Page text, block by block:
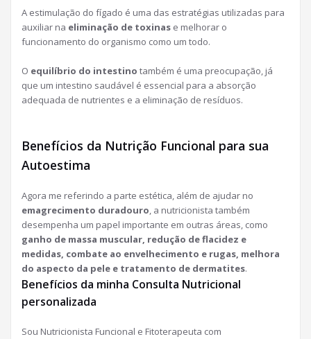
A estimulação do fígado é uma das estratégias utilizadas para
auxiliar na eliminação de toxinas e melhorar o
funcionamento do organismo como um todo.
O equilíbrio do intestino também é uma preocupação, já
que um intestino saudável é essencial para a absorção
adequada de nutrientes e a eliminação de resíduos.
Benefícios da Nutrição Funcional para sua
Autoestima
Agora me referindo a parte estética, além de ajudar no
emagrecimento duradouro, a nutricionista também
desempenha um papel importante em outras áreas, como
ganho de massa muscular, redução de flacidez e
medidas, combate ao envelhecimento e rugas, melhora
do aspecto da pele e tratamento de dermatites.
Benefícios da minha Consulta Nutricional
personalizada
Sou Nutricionista Funcional e Fitoterapeuta com